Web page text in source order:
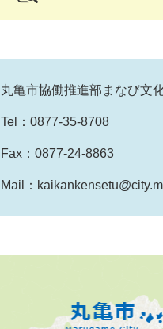
丸亀市協働推進部まなび文
Tel：0877-35-8708
Fax：0877-24-8863
Mail：